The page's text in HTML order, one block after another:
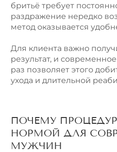
бритьё требует
раздражение нередко
метод оказывается
Для клиента важно
результат, и
раз позволяет этого
ухода и длительной
ПОЧЕМУ
НОРМОЙ ДЛЯ
МУЖЧИН